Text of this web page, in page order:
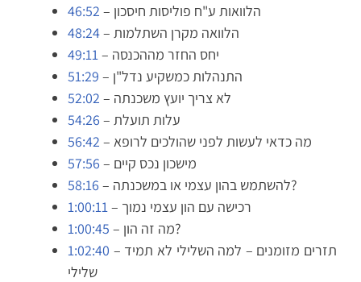
46:52
– הלוואות ע"ח פוליסות חיסכון
48:24
– הלוואה מקרן השתלמות
49:11
– יחס החזר מההכנסה
51:29
– התנהלות כמשקיע נדל"ן
52:02
– לא צריך יועץ משכנתה
54:26
– עלות תועלת
56:42
– מה כדאי לעשות לפני שהולכים לרופא
57:56
– מישכון נכס קיים
58:16
– להשתמש בהון עצמי או במשכנתה?
1:00:11
– רכישה עם הון עצמי נמוך
1:00:45
– מה זה הון?
1:02:40 – תזרים מזומנים – למה השלילי לא תמיד
שלילי